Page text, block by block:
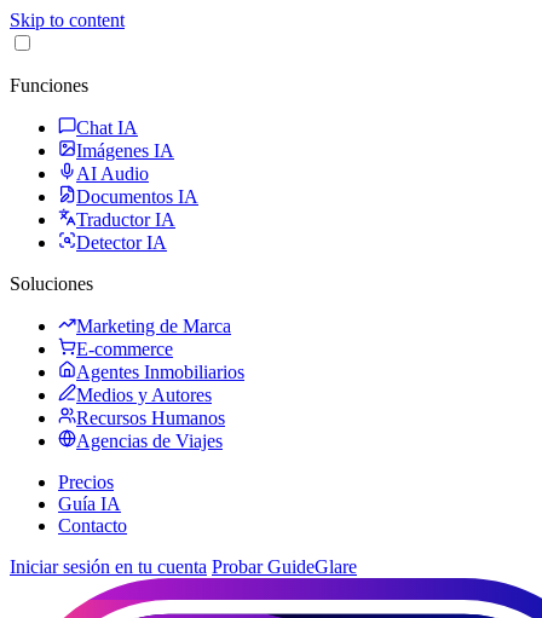
Skip to content
Funciones
Chat IA
Imágenes IA
AI Audio
Documentos IA
Traductor IA
Detector IA
Soluciones
Marketing de Marca
E-commerce
Agentes Inmobiliarios
Medios y Autores
Recursos Humanos
Agencias de Viajes
Precios
Guía IA
Contacto
Iniciar sesión en tu cuenta Probar GuideGlare